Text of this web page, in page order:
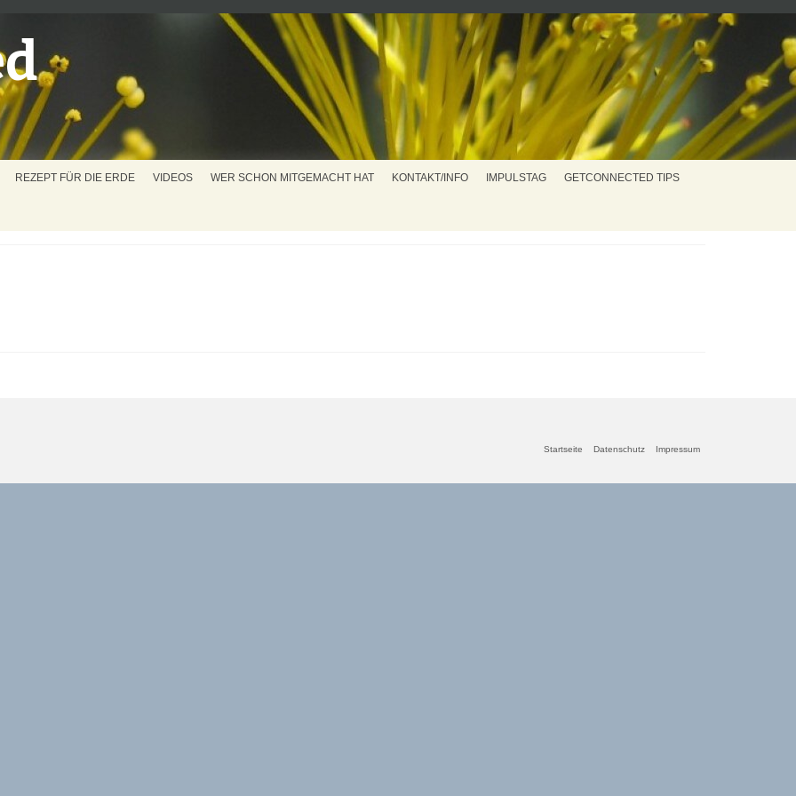
REZEPT FÜR DIE ERDE VIDEOS WER SCHON MITGEMACHT HAT KONTAKT/INFO IMPULSTAG GETCONNECTED TIPS
Startseite Datenschutz Impressum